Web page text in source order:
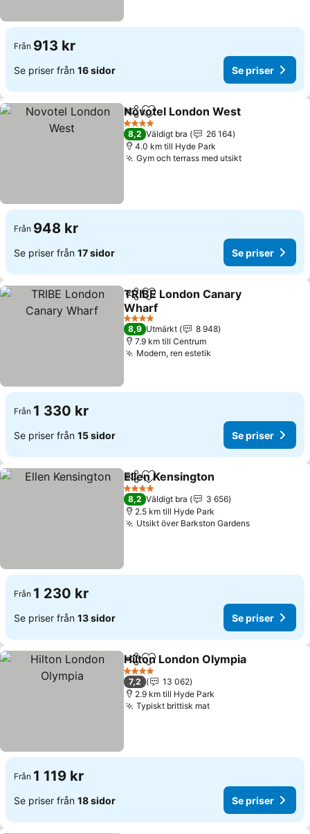
Från 913 kr
Se priser från 16 sidor Se priser
Dela Lägg till i Mina Favoriter
Novotel London West
4 Stjärnor
8,2 Väldigt bra
26 164
4.0 km till Hyde Park
Gym och terrass med utsiktSe priser
Från 948 kr
Se priser från 17 sidor Se priser
Dela Lägg till i Mina Favoriter
TRIBE London Canary
Wharf
Se priser
4 Stjärnor
8,9 Utmärkt
8 948
7.9 km till Centrum
Modern, ren estetik
Från 1 330 kr
Se priser från 15 sidor Se priser
Dela Lägg till i Mina Favoriter
Ellen Kensington
4 Stjärnor
8,2 Väldigt bra
3 656
2.5 km till Hyde Park
Utsikt över Barkston GardensSe priser
Från 1 230 kr
Se priser från 13 sidor Se priser
Dela Lägg till i Mina Favoriter
Hilton London Olympia
4 Stjärnor
7,2
13 062
2.9 km till Hyde Park
Typiskt brittisk matSe priser
Från 1 119 kr
Se priser från 18 sidor Se priser